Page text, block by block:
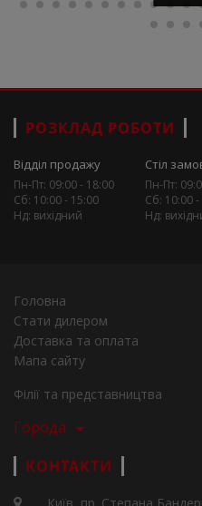
РОЗКЛАД РОБОТИ
Відділ продажу
Пн-Пт: 09:00 - 18:00
Сб: 10:00 - 15:00
Нд: вихідний
Стіл
Пн-Пт:
Сб: 10:00
Нд:
Головна
Стати дилером
Доставка та оплата
Мапа сайту
Філії та представництва
Города
КОНТАКТИ